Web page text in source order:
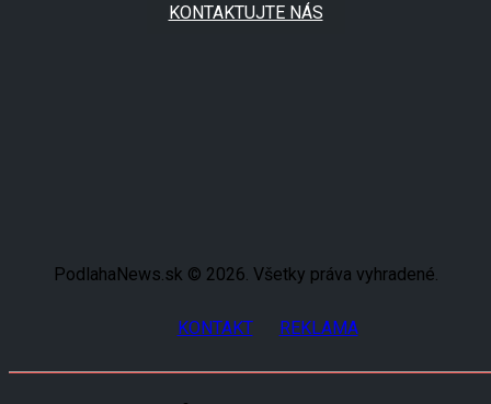
KONTAKTUJTE NÁS
PodlahaNews.sk © 2026. Všetky práva vyhradené.
KONTAKT REKLAMA